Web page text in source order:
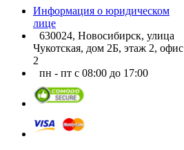
Информация о юридическом
лице
630024, Новосибирск, улица
Чукотская, дом 2Б, этаж 2, офис
2
пн - пт с 08:00 до 17:00